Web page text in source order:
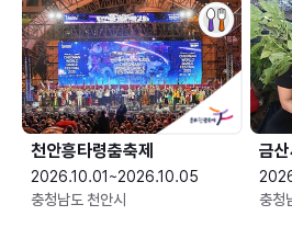
천안흥타령춤축제
2026.10.01~2026.10.05
충청남도 천안시
금
충청